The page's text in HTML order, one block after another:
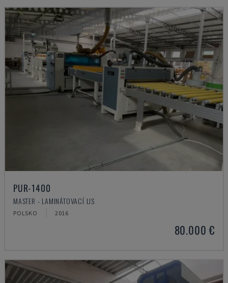
PUR-1400
MASTER - LAMINÁTOVACÍ LIS
POLSKO 2016
80.000 €